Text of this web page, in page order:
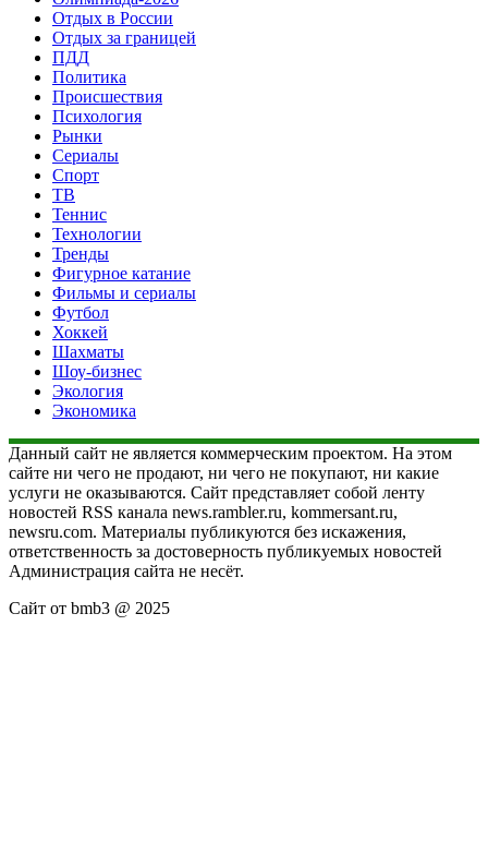
Отдых в России
Отдых за границей
ПДД
Политика
Происшествия
Психология
Рынки
Сериалы
Спорт
ТВ
Теннис
Технологии
Тренды
Фигурное катание
Фильмы и сериалы
Футбол
Хоккей
Шахматы
Шоу-бизнес
Экология
Экономика
Данный сайт не является коммерческим проектом. На этом
сайте ни чего не продают, ни чего не покупают, ни какие
услуги не оказываются. Сайт представляет собой ленту
новостей RSS канала news.rambler.ru, kommersant.ru,
newsru.com. Материалы публикуются без искажения,
ответственность за достоверность публикуемых новостей
Администрация сайта не несёт.
Сайт от bmb3 @ 2025